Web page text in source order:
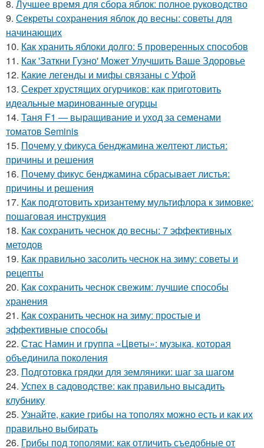
8. Лучшее время для сбора яблок: полное руководство
9. Секреты сохранения яблок до весны: советы для
начинающих
10. Как хранить яблоки долго: 5 проверенных способов
11. Как 'Заткни Гузно' Может Улучшить Ваше Здоровье
12. Какие легенды и мифы связаны с Уфой
13. Секрет хрустящих огурчиков: как приготовить
идеальные маринованные огурцы
14. Таня F1 — выращивание и уход за семенами
томатов Seminis
15. Почему у фикуса бенджамина желтеют листья:
причины и решения
16. Почему фикус бенджамина сбрасывает листья:
причины и решения
17. Как подготовить хризантему мультифлора к зимовке:
пошаговая инструкция
18. Как сохранить чеснок до весны: 7 эффективных
методов
19. Как правильно засолить чеснок на зиму: советы и
рецепты
20. Как сохранить чеснок свежим: лучшие способы
хранения
21. Как сохранить чеснок на зиму: простые и
эффективные способы
22. Стас Намин и группа «Цветы»: музыка, которая
объединила поколения
23. Подготовка грядки для земляники: шаг за шагом
24. Успех в садоводстве: как правильно высадить
клубнику
25. Узнайте, какие грибы на тополях можно есть и как их
правильно выбирать
26. Грибы под тополями: как отличить съедобные от